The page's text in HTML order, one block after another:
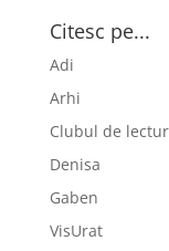
Citesc pe...
Adi
Arhi
Clubul de
Denisa
Gaben
VisUrat